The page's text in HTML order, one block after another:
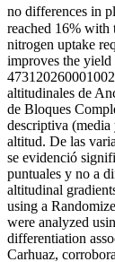
no differences in
reached 16% with
nitrogen uptake
improves the
altitudinales de
de Bloques
descriptiva (media
altitud. De las
se evidenció
puntuales y no a
altitudinal
using a
were analyzed
differentiation
Carhuaz,